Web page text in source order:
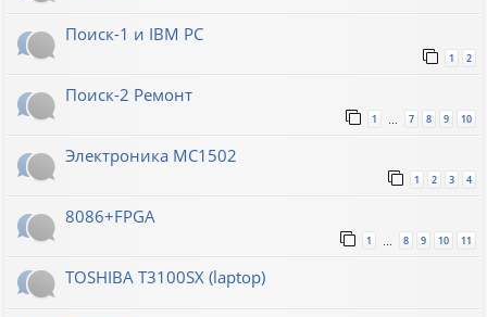
Поиск-1 и IBM PC
1 2
Поиск-2 Ремонт
1 7 8 9 10
Электроника МС1502
1 2 3 4
8086+FPGA
1 … 8 9 10 11
TOSHIBA T3100SX (laptop)